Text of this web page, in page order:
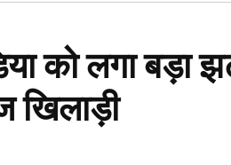
को लगा बड़ा
खिलाड़ी